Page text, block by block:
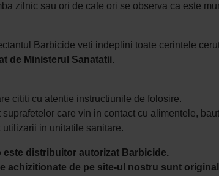
zilnic sau ori de cate ori se observa ca este
Barbicide veti indeplini toate cerintele
de Ministerul Sanatatii.
cititi cu atentie instructiunile de folosire.
suprafetelor care vin in contact cu alimentele,
utilizarii in unitatile sanitare.
este distribuitor autorizat Barbicide.
achizitionate de pe site-ul nostru sunt